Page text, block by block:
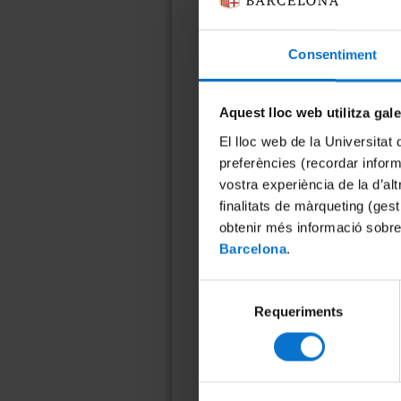
Consentiment
Aquest lloc web utilitza
El lloc web de la Universitat
preferències (recordar
vostra experiència de la
finalitats de màrqueting
obtenir més informació
Barcelona.
consentiment
Requeriments